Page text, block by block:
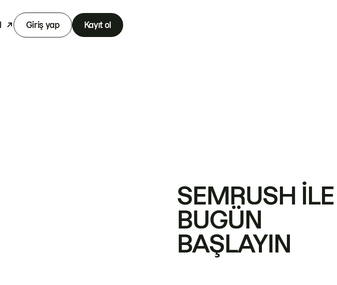
Giriş yap Kayıt ol
SEMRUSH ILE
BUGÜN
BAŞLAYIN